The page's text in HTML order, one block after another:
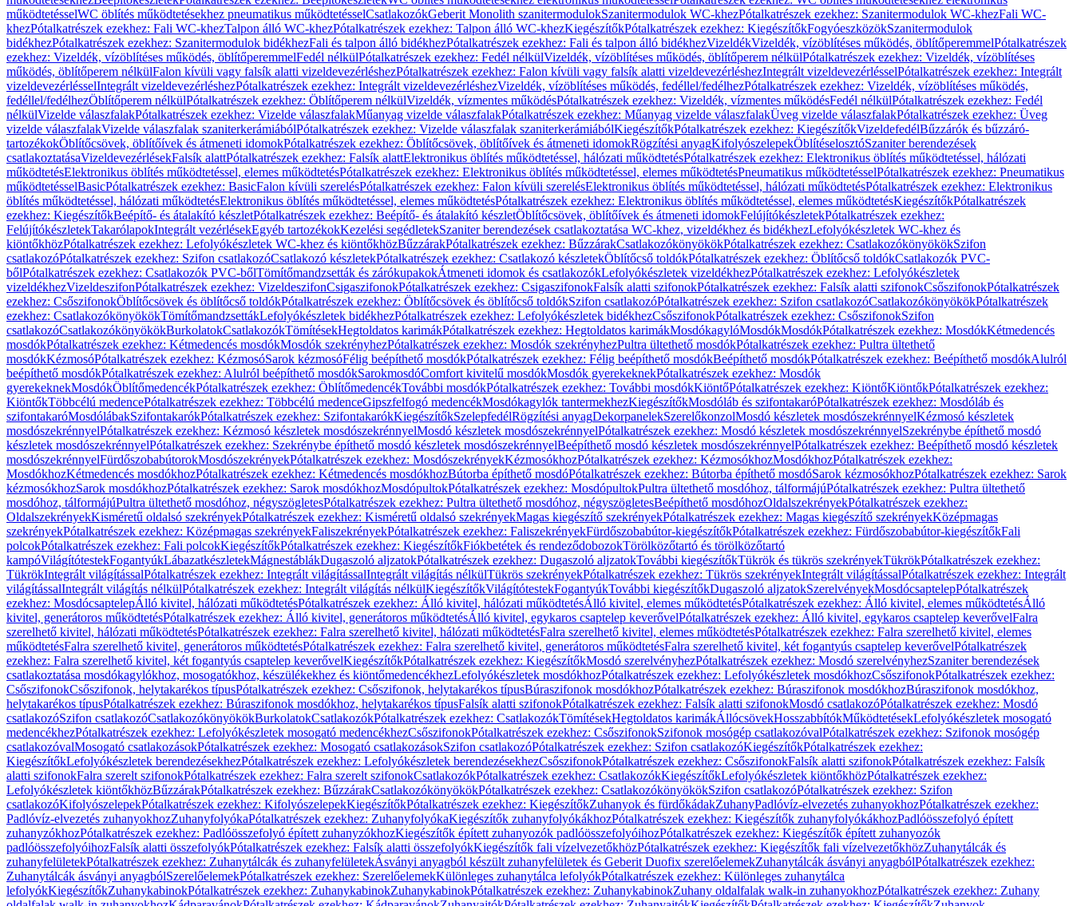
működtetésselWC öblítés működtetésekhez pneumatikus működtetésselCsatlakozókGeberit Monolith szanitermodulokSzanitermodulok WC-khezPótalkatrészek ezekhez: Szanitermodulok WC-khezFali WC-
khezPótalkatrészek ezekhez: Fali WC-khezTalpon álló WC-khezPótalkatrészek ezekhez: Talpon álló WC-khezKiegészítőkPótalkatrészek ezekhez: KiegészítőkFogyóeszközökSzanitermodulok
bidékhezPótalkatrészek ezekhez: Szanitermodulok bidékhezFali és talpon álló bidékhezPótalkatrészek ezekhez: Fali és talpon álló bidékhezVizeldékVizeldék, vízöblítéses működés, öblítőperemmelPótalkatrészek
ezekhez: Vizeldék, vízöblítéses működés, öblítőperemmelFedél nélkülPótalkatrészek ezekhez: Fedél nélkülVizeldék, vízöblítéses működés, öblítőperem nélkülPótalkatrészek ezekhez: Vizeldék, vízöblítéses
működés, öblítőperem nélkülFalon kívüli vagy falsík alatti vizeldevezérléshezPótalkatrészek ezekhez: Falon kívüli vagy falsík alatti vizeldevezérléshezIntegrált vizeldevezérlésselPótalkatrészek ezekhez: Integrált
vizeldevezérlésselIntegrált vizeldevezérléshezPótalkatrészek ezekhez: Integrált vizeldevezérléshezVizeldék, vízöblítéses működés, fedéllel/fedélhezPótalkatrészek ezekhez: Vizeldék, vízöblítéses működés,
fedéllel/fedélhezÖblítőperem nélkülPótalkatrészek ezekhez: Öblítőperem nélkülVizeldék, vízmentes működésPótalkatrészek ezekhez: Vizeldék, vízmentes működésFedél nélkülPótalkatrészek ezekhez: Fedél
nélkülVizelde válaszfalakPótalkatrészek ezekhez: Vizelde válaszfalakMűanyag vizelde válaszfalakPótalkatrészek ezekhez: Műanyag vizelde válaszfalakÜveg vizelde válaszfalakPótalkatrészek ezekhez: Üveg
vizelde válaszfalakVizelde válaszfalak szaniterkerámiábólPótalkatrészek ezekhez: Vizelde válaszfalak szaniterkerámiábólKiegészítőkPótalkatrészek ezekhez: KiegészítőkVizeldefedélBűzzárók és bűzzáró-
tartozékokÖblítőcsövek, öblítőívek és átmeneti idomokPótalkatrészek ezekhez: Öblítőcsövek, öblítőívek és átmeneti idomokRögzítési anyagKifolyószelepekÖblítéselosztóSzaniter berendezések
csatlakoztatásaVizeldevezérlésekFalsík alattPótalkatrészek ezekhez: Falsík alattElektronikus öblítés működtetéssel, hálózati működtetésPótalkatrészek ezekhez: Elektronikus öblítés működtetéssel, hálózati
működtetésElektronikus öblítés működtetéssel, elemes működtetésPótalkatrészek ezekhez: Elektronikus öblítés működtetéssel, elemes működtetésPneumatikus működtetésselPótalkatrészek ezekhez: Pneumatikus
működtetésselBasicPótalkatrészek ezekhez: BasicFalon kívüli szerelésPótalkatrészek ezekhez: Falon kívüli szerelésElektronikus öblítés működtetéssel, hálózati működtetésPótalkatrészek ezekhez: Elektronikus
öblítés működtetéssel, hálózati működtetésElektronikus öblítés működtetéssel, elemes működtetésPótalkatrészek ezekhez: Elektronikus öblítés működtetéssel, elemes működtetésKiegészítőkPótalkatrészek
ezekhez: KiegészítőkBeépítő- és átalakító készletPótalkatrészek ezekhez: Beépítő- és átalakító készletÖblítőcsövek, öblítőívek és átmeneti idomokFelújítókészletekPótalkatrészek ezekhez:
FelújítókészletekTakarólapokIntegrált vezérlésekEgyéb tartozékokKezelési segédletekSzaniter berendezések csatlakoztatása WC-khez, vizeldékhez és bidékhezLefolyókészletek WC-khez és
kiöntőkhözPótalkatrészek ezekhez: Lefolyókészletek WC-khez és kiöntőkhözBűzzárakPótalkatrészek ezekhez: BűzzárakCsatlakozókönyökökPótalkatrészek ezekhez: CsatlakozókönyökökSzifon
csatlakozóPótalkatrészek ezekhez: Szifon csatlakozóCsatlakozó készletekPótalkatrészek ezekhez: Csatlakozó készletekÖblítőcső toldókPótalkatrészek ezekhez: Öblítőcső toldókCsatlakozók PVC-
bőlPótalkatrészek ezekhez: Csatlakozók PVC-bőlTömítőmandzsetták és zárókupakokÁtmeneti idomok és csatlakozókLefolyókészletek vizeldékhezPótalkatrészek ezekhez: Lefolyókészletek
vizeldékhezVizeldeszifonPótalkatrészek ezekhez: VizeldeszifonCsigaszifonokPótalkatrészek ezekhez: CsigaszifonokFalsík alatti szifonokPótalkatrészek ezekhez: Falsík alatti szifonokCsőszifonokPótalkatrészek
ezekhez: CsőszifonokÖblítőcsövek és öblítőcső toldókPótalkatrészek ezekhez: Öblítőcsövek és öblítőcső toldókSzifon csatlakozóPótalkatrészek ezekhez: Szifon csatlakozóCsatlakozókönyökökPótalkatrészek
ezekhez: CsatlakozókönyökökTömítőmandzsettákLefolyókészletek bidékhezPótalkatrészek ezekhez: Lefolyókészletek bidékhezCsőszifonokPótalkatrészek ezekhez: CsőszifonokSzifon
csatlakozóCsatlakozókönyökökBurkolatokCsatlakozókTömítésekHegtoldatos karimákPótalkatrészek ezekhez: Hegtoldatos karimákMosdókagylóMosdókMosdókPótalkatrészek ezekhez: MosdókKétmedencés
mosdókPótalkatrészek ezekhez: Kétmedencés mosdókMosdók szekrényhezPótalkatrészek ezekhez: Mosdók szekrényhezPultra ültethető mosdókPótalkatrészek ezekhez: Pultra ültethető
mosdókKézmosóPótalkatrészek ezekhez: KézmosóSarok kézmosóFélig beépíthető mosdókPótalkatrészek ezekhez: Félig beépíthető mosdókBeépíthető mosdókPótalkatrészek ezekhez: Beépíthető mosdókAlulról
beépíthető mosdókPótalkatrészek ezekhez: Alulról beépíthető mosdókSarokmosdóComfort kivitelű mosdókMosdók gyerekeknekPótalkatrészek ezekhez: Mosdók
gyerekeknekMosdókÖblítőmedencékPótalkatrészek ezekhez: ÖblítőmedencékTovábbi mosdókPótalkatrészek ezekhez: További mosdókKiöntőPótalkatrészek ezekhez: KiöntőKiöntőkPótalkatrészek ezekhez:
KiöntőkTöbbcélú medencePótalkatrészek ezekhez: Többcélú medenceGipszfelfogó medencékMosdókagylók tantermekhezKiegészítőkMosdóláb és szifontakaróPótalkatrészek ezekhez: Mosdóláb és
szifontakaróMosdólábakSzifontakarókPótalkatrészek ezekhez: SzifontakarókKiegészítőkSzelepfedélRögzítési anyagDekorpanelekSzerelőkonzolMosdó készletek mosdószekrénnyelKézmosó készletek
mosdószekrénnyelPótalkatrészek ezekhez: Kézmosó készletek mosdószekrénnyelMosdó készletek mosdószekrénnyelPótalkatrészek ezekhez: Mosdó készletek mosdószekrénnyelSzekrénybe építhető mosdó
készletek mosdószekrénnyelPótalkatrészek ezekhez: Szekrénybe építhető mosdó készletek mosdószekrénnyelBeépíthető mosdó készletek mosdószekrénnyelPótalkatrészek ezekhez: Beépíthető mosdó készletek
mosdószekrénnyelFürdőszobabútorokMosdószekrényekPótalkatrészek ezekhez: MosdószekrényekKézmosókhozPótalkatrészek ezekhez: KézmosókhozMosdókhozPótalkatrészek ezekhez:
MosdókhozKétmedencés mosdókhozPótalkatrészek ezekhez: Kétmedencés mosdókhozBútorba építhető mosdóPótalkatrészek ezekhez: Bútorba építhető mosdóSarok kézmosókhozPótalkatrészek ezekhez: Sarok
kézmosókhozSarok mosdókhozPótalkatrészek ezekhez: Sarok mosdókhozMosdópultokPótalkatrészek ezekhez: MosdópultokPultra ültethető mosdóhoz, tálformájúPótalkatrészek ezekhez: Pultra ültethető
mosdóhoz, tálformájúPultra ültethető mosdóhoz, négyszögletesPótalkatrészek ezekhez: Pultra ültethető mosdóhoz, négyszögletesBeépíthető mosdóhozOldalszekrényekPótalkatrészek ezekhez:
OldalszekrényekKisméretű oldalsó szekrényekPótalkatrészek ezekhez: Kisméretű oldalsó szekrényekMagas kiegészítő szekrényekPótalkatrészek ezekhez: Magas kiegészítő szekrényekKözépmagas
szekrényekPótalkatrészek ezekhez: Középmagas szekrényekFaliszekrényekPótalkatrészek ezekhez: FaliszekrényekFürdőszobabútor-kiegészítőkPótalkatrészek ezekhez: Fürdőszobabútor-kiegészítőkFali
polcokPótalkatrészek ezekhez: Fali polcokKiegészítőkPótalkatrészek ezekhez: KiegészítőkFiókbetétek és rendeződobozokTörölközőtartó és törölközőtartó
kampóVilágítótestekFogantyúkLábazatkészletekMágnestáblákDugaszoló aljzatokPótalkatrészek ezekhez: Dugaszoló aljzatokTovábbi kiegészítőkTükrök és tükrös szekrényekTükrökPótalkatrészek ezekhez:
TükrökIntegrált világítássalPótalkatrészek ezekhez: Integrált világítássalIntegrált világítás nélkülTükrös szekrényekPótalkatrészek ezekhez: Tükrös szekrényekIntegrált világítássalPótalkatrészek ezekhez: Integrált
világítássalIntegrált világítás nélkülPótalkatrészek ezekhez: Integrált világítás nélkülKiegészítőkVilágítótestekFogantyúkTovábbi kiegészítőkDugaszoló aljzatokSzerelvényekMosdócsaptelepPótalkatrészek
ezekhez: MosdócsaptelepÁlló kivitel, hálózati működtetésPótalkatrészek ezekhez: Álló kivitel, hálózati működtetésÁlló kivitel, elemes működtetésPótalkatrészek ezekhez: Álló kivitel, elemes működtetésÁlló
kivitel, generátoros működtetésPótalkatrészek ezekhez: Álló kivitel, generátoros működtetésÁlló kivitel, egykaros csaptelep keverővelPótalkatrészek ezekhez: Álló kivitel, egykaros csaptelep keverővelFalra
szerelhető kivitel, hálózati működtetésPótalkatrészek ezekhez: Falra szerelhető kivitel, hálózati működtetésFalra szerelhető kivitel, elemes működtetésPótalkatrészek ezekhez: Falra szerelhető kivitel, elemes
működtetésFalra szerelhető kivitel, generátoros működtetésPótalkatrészek ezekhez: Falra szerelhető kivitel, generátoros működtetésFalra szerelhető kivitel, két fogantyús csaptelep keverővelPótalkatrészek
ezekhez: Falra szerelhető kivitel, két fogantyús csaptelep keverővelKiegészítőkPótalkatrészek ezekhez: KiegészítőkMosdó szerelvényhezPótalkatrészek ezekhez: Mosdó szerelvényhezSzaniter berendezések
csatlakoztatása mosdókagylókhoz, mosogatókhoz, készülékekhez és kiöntőmedencékhezLefolyókészletek mosdókhozPótalkatrészek ezekhez: Lefolyókészletek mosdókhozCsőszifonokPótalkatrészek ezekhez:
CsőszifonokCsőszifonok, helytakarékos típusPótalkatrészek ezekhez: Csőszifonok, helytakarékos típusBúraszifonok mosdókhozPótalkatrészek ezekhez: Búraszifonok mosdókhozBúraszifonok mosdókhoz,
helytakarékos típusPótalkatrészek ezekhez: Búraszifonok mosdókhoz, helytakarékos típusFalsík alatti szifonokPótalkatrészek ezekhez: Falsík alatti szifonokMosdó csatlakozóPótalkatrészek ezekhez: Mosdó
csatlakozóSzifon csatlakozóCsatlakozókönyökökBurkolatokCsatlakozókPótalkatrészek ezekhez: CsatlakozókTömítésekHegtoldatos karimákÁllócsövekHosszabbítókMűködtetésekLefolyókészletek mosogató
medencékhezPótalkatrészek ezekhez: Lefolyókészletek mosogató medencékhezCsőszifonokPótalkatrészek ezekhez: CsőszifonokSzifonok mosógép csatlakozóvalPótalkatrészek ezekhez: Szifonok mosógép
csatlakozóvalMosogató csatlakozásokPótalkatrészek ezekhez: Mosogató csatlakozásokSzifon csatlakozóPótalkatrészek ezekhez: Szifon csatlakozóKiegészítőkPótalkatrészek ezekhez:
KiegészítőkLefolyókészletek berendezésekhezPótalkatrészek ezekhez: Lefolyókészletek berendezésekhezCsőszifonokPótalkatrészek ezekhez: CsőszifonokFalsík alatti szifonokPótalkatrészek ezekhez: Falsík
alatti szifonokFalra szerelt szifonokPótalkatrészek ezekhez: Falra szerelt szifonokCsatlakozókPótalkatrészek ezekhez: CsatlakozókKiegészítőkLefolyókészletek kiöntőkhözPótalkatrészek ezekhez:
Lefolyókészletek kiöntőkhözBűzzárakPótalkatrészek ezekhez: BűzzárakCsatlakozókönyökökPótalkatrészek ezekhez: CsatlakozókönyökökSzifon csatlakozóPótalkatrészek ezekhez: Szifon
csatlakozóKifolyószelepekPótalkatrészek ezekhez: KifolyószelepekKiegészítőkPótalkatrészek ezekhez: KiegészítőkZuhanyok és fürdőkádakZuhanyPadlóvíz-elvezetés zuhanyokhozPótalkatrészek ezekhez:
Padlóvíz-elvezetés zuhanyokhozZuhanyfolyókaPótalkatrészek ezekhez: ZuhanyfolyókaKiegészítők zuhanyfolyókákhozPótalkatrészek ezekhez: Kiegészítők zuhanyfolyókákhozPadlóösszefolyó épített
zuhanyzókhozPótalkatrészek ezekhez: Padlóösszefolyó épített zuhanyzókhozKiegészítők épített zuhanyozók padlóösszefolyóihozPótalkatrészek ezekhez: Kiegészítők épített zuhanyozók
padlóösszefolyóihozFalsík alatti összefolyókPótalkatrészek ezekhez: Falsík alatti összefolyókKiegészítők fali vízelvezetőkhözPótalkatrészek ezekhez: Kiegészítők fali vízelvezetőkhözZuhanytálcák és
zuhanyfelületekPótalkatrészek ezekhez: Zuhanytálcák és zuhanyfelületekÁsványi anyagból készült zuhanyfelületek és Geberit Duofix szerelőelemekZuhanytálcák ásványi anyagbólPótalkatrészek ezekhez:
Zuhanytálcák ásványi anyagbólSzerelőelemekPótalkatrészek ezekhez: SzerelőelemekKülönleges zuhanytálca lefolyókPótalkatrészek ezekhez: Különleges zuhanytálca
lefolyókKiegészítőkZuhanykabinokPótalkatrészek ezekhez: ZuhanykabinokZuhanykabinokPótalkatrészek ezekhez: ZuhanykabinokZuhany oldalfalak walk-in zuhanyokhozPótalkatrészek ezekhez: Zuhany